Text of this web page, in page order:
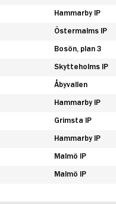
Hammarby IP
Östermalms IP
Bosön, plan 3
Skytteholms IP
Åbyvallen
Hammarby IP
Grimsta IP
Hammarby IP
Malmö IP
Malmö IP